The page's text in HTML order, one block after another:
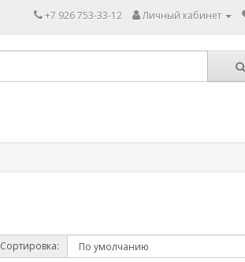
+7 926 753-33-12 Личный кабинет
Сортировка: